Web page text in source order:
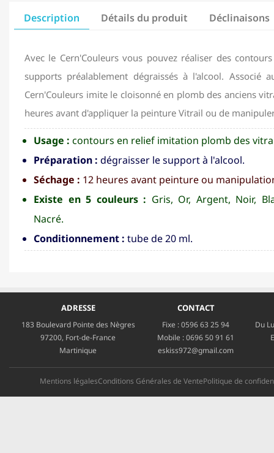
Description Détails du produit Déclinaisons
Avec le Cern'Couleurs vous pouvez réaliser des
supports préalablement dégraissés à l'alcool. Associé
Cern'Couleurs imite le cloisonné en plomb des anciens
heures avant d'appliquer la peinture Vitrail ou de
Usage : contours en relief imitation plomb des
Préparation : dégraisser le support à l'alcool.
Séchage : 12 heures avant peinture ou
Existe en 5 couleurs : Gris, Or, Argent, Noir,
Nacré.
Conditionnement : tube de 20 ml.
ADRESSE
183 Boulevard Pointe des Nègres
97200, Fort-de-France
Martinique
CONTACT
Fixe :0596 63 25 94
Mobile :0696 50 91 61
eskiss972@gmail.com
Du
Mentions légalesConditions Générales de VentePolitique de